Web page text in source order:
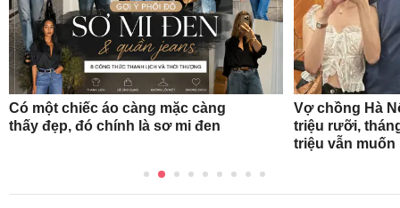
Vợ chồng Hà Nội thuê nhà hết 5
triệu rưỡi, tháng tiết kiệm được 17